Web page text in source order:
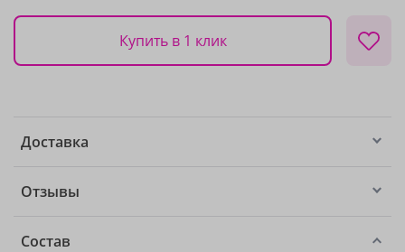
Купить в 1 клик
Доставка
Отзывы
Состав